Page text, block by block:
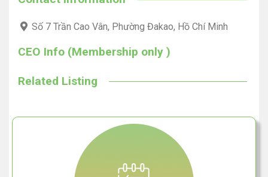
Số 7 Trần Cao Vân, Phường Đakao, Hồ Chí Minh
CEO Info (Membership only )
Related Listing